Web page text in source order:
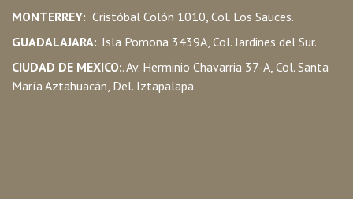
MONTERREY: Cristóbal Colón 1010, Col. Los Sauces.
GUADALAJARA:. Isla Pomona 3439A, Col. Jardines del Sur.
CIUDAD DE MEXICO:. Av. Herminio Chavarria 37-A, Col. Santa
María Aztahuacán, Del. Iztapalapa.